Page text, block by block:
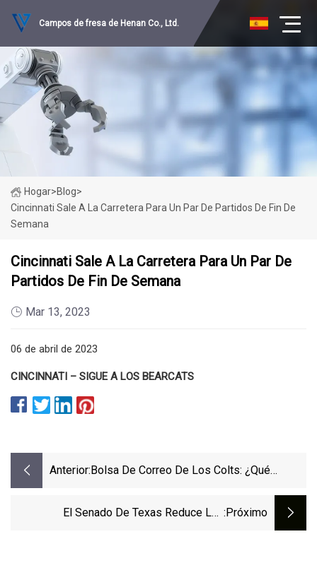
Campos de fresa de Henan Co., Ltd.
Hogar>Blog>
Cincinnati Sale A La Carretera Para Un Par De Partidos De Fin De
Semana
Cincinnati Sale A La Carretera Para Un Par De
Partidos De Fin De Semana
Mar 13, 2023
06 de abril de 2023
CINCINNATI – SIGUE A LOS BEARCATS
Anterior: Bolsa De Correo De Los Colts: ¿Qué
2023?
El Senado De Texas Reduce Las :próximo